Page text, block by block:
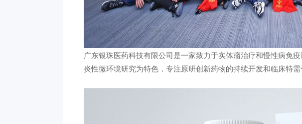
广东银珠医药科技有限公司是一家致力于实体瘤治疗和慢性病免
炎性微环境研究为特色，专注原研创新药物的持续开发和临床特需